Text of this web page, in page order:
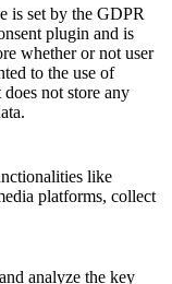
is set by the GDPR
plugin and is
whether or not user
to the use of
not store any
like
platforms, collect
analyze the key